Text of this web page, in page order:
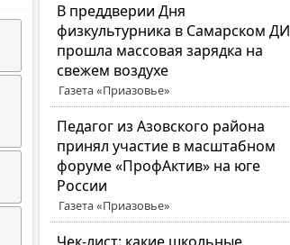
В преддверии Дня
физкультурника в Самарском ДИ
прошла массовая зарядка на
свежем воздухе
Газета «Приазовье»
Педагог из Азовского района
принял участие в масштабном
форуме «ПрофАктив» на юге
России
Газета «Приазовье»